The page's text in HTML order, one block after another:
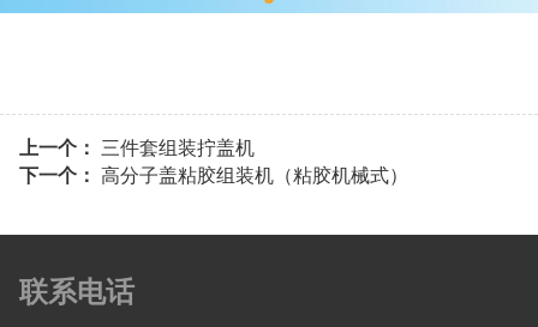
上一个： 三件套组装拧盖机
下一个： 高分子盖粘胶组装机（粘胶机械式）
联系电话